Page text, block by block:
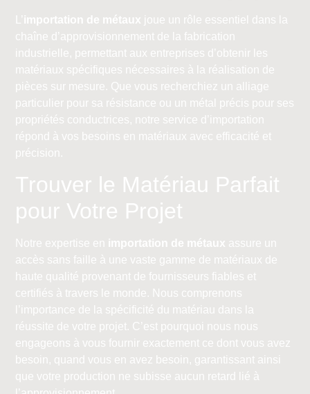
L’ importation de métaux joue un rôle essentiel dans la
chaîne d’approvisionnement de la fabrication
industrielle, permettant aux entreprises d’obtenir les
matériaux spécifiques nécessaires à la réalisation de
pièces sur mesure. Que vous recherchiez un alliage
particulier pour sa résistance ou un métal précis pour ses
propriétés conductrices, notre service d’importation
répond à vos besoins en matériaux avec efficacité et
précision.
Trouver le Matériau Parfait
pour Votre Projet
Notre expertise en importation de métaux assure un
accès sans faille à une vaste gamme de matériaux de
haute qualité provenant de fournisseurs fiables et
certifiés à travers le monde. Nous comprenons
l’importance de la spécificité du matériau dans la
réussite de votre projet. C’est pourquoi nous nous
engageons à vous fournir exactement ce dont vous avez
besoin, quand vous en avez besoin, garantissant ainsi
que votre production ne subisse aucun retard lié à